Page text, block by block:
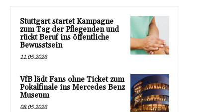
Stuttgart startet Kampagne
zum Tag der Pflegenden und
rückt Beruf ins öffentliche
Bewusstsein
11.05.2026
VfB lädt Fans ohne Ticket zum
Pokalfinale ins Mercedes Benz
Museum
08.05.2026